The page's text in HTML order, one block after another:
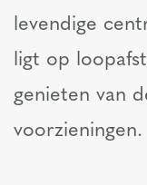
levendige
ligt op
genieten van
voorzieningen.